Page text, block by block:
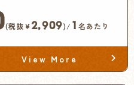
(税抜¥2,909)/ 1 名あたり
View More